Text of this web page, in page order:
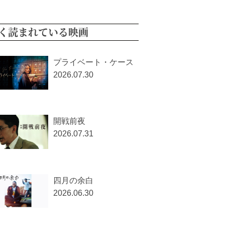
読まれている映画
プライベート・ケース
2026.07.30
開戦前夜
2026.07.31
四月の余白
2026.06.30